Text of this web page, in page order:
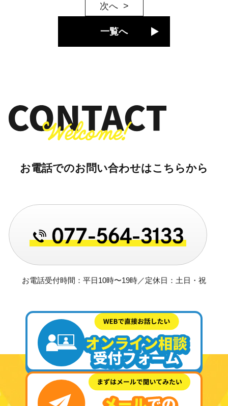
次へ
一覧へ
お電話でのお問い合わせはこちらから
お電話受付時間：平日10時〜19時／定休日：土日・祝